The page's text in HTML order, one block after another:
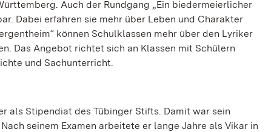
Auch der Rundgang „Ein biedermeierlicher
Dabei erfahren sie mehr über Leben und Charakter
können Schulklassen mehr über den Lyriker
Das Angebot richtet sich an Klassen mit Schülern
und Sachunterricht.
als Stipendiat des Tübinger Stifts. Damit war sein
seinem Examen arbeitete er lange Jahre als Vikar in